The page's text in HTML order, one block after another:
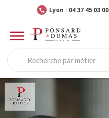
Lyon : 04 37 45 03 00